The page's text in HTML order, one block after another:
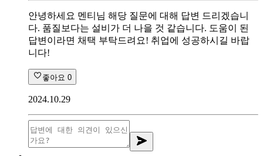
안녕하세요 멘티님 해당 질문에 대해 답변 드리겠습니
다. 품질보다는 설비가 더 나을 것 같습니다. 도움이 된
답변이라면 채택 부탁드려요! 취업에 성공하시길 바랍
니다!
좋아요 0
2024.10.29